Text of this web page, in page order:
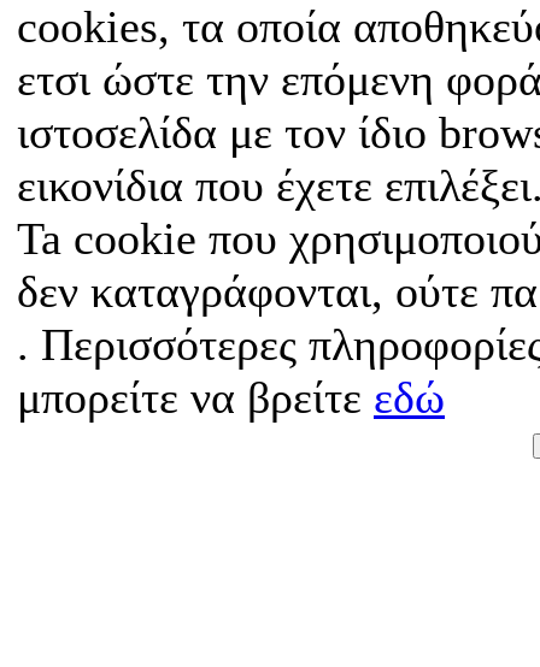
cookies, τα οποία
ετσι ώστε την επόμενη
ιστοσελίδα με τον ίδιο
εικονίδια που έχετε
Ta cookie που
δεν καταγράφονται, ούτε
. Περισσότερες
μπορείτε να βρείτε εδώ